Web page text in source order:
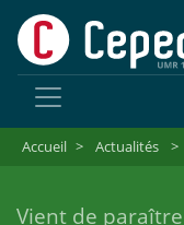
Accueil > Actualités >
Vient de paraître